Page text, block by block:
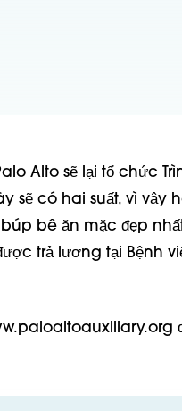
Alto sẽ lại tổ chức
sẽ có hai suất, vì
bê ăn mặc đẹp
trả lương tại Bệnh